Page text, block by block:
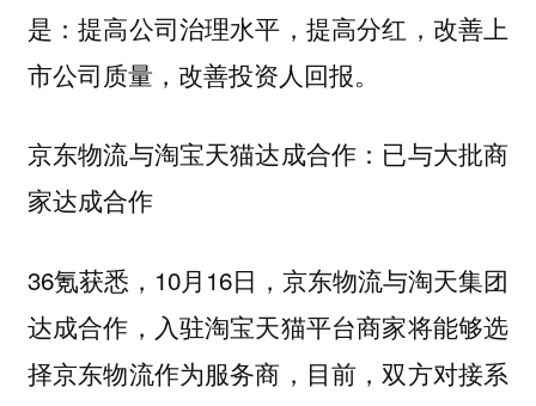
是：提高公司治理水平，提高分红，改善上
市公司质量，改善投资人回报。
京东物流与淘宝天猫达成合作：已与大批商
家达成合作
36氪获悉，10月16日，京东物流与淘天集团
达成合作，入驻淘宝天猫平台商家将能够选
择京东物流作为服务商，目前，双方对接系